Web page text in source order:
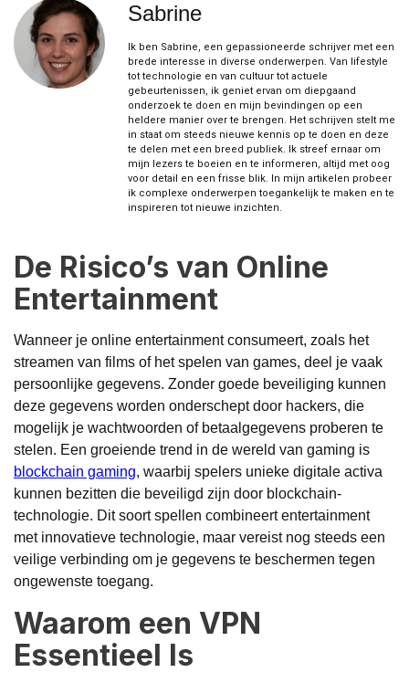
Sabrine
Ik ben Sabrine, een gepassioneerde schrijver met een
brede interesse in diverse onderwerpen. Van lifestyle
tot technologie en van cultuur tot actuele
gebeurtenissen, ik geniet ervan om diepgaand
onderzoek te doen en mijn bevindingen op een
heldere manier over te brengen. Het schrijven stelt me
in staat om steeds nieuwe kennis op te doen en deze
te delen met een breed publiek. Ik streef ernaar om
mijn lezers te boeien en te informeren, altijd met oog
voor detail en een frisse blik. In mijn artikelen probeer
ik complexe onderwerpen toegankelijk te maken en te
inspireren tot nieuwe inzichten.
De Risico’s van Online
Entertainment
Wanneer je online entertainment consumeert, zoals het
streamen van films of het spelen van games, deel je vaak
persoonlijke gegevens. Zonder goede beveiliging kunnen
deze gegevens worden onderschept door hackers, die
mogelijk je wachtwoorden of betaalgegevens proberen te
stelen. Een groeiende trend in de wereld van gaming is
blockchain gaming, waarbij spelers unieke digitale activa
kunnen bezitten die beveiligd zijn door blockchain-
technologie. Dit soort spellen combineert entertainment
met innovatieve technologie, maar vereist nog steeds een
veilige verbinding om je gegevens te beschermen tegen
ongewenste toegang.
Waarom een VPN
Essentieel Is